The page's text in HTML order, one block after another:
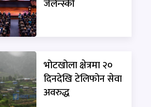
जेलेन्स्की
भोटखोला क्षेत्रमा २०
दिनदेखि टेलिफोन सेवा
अवरुद्ध